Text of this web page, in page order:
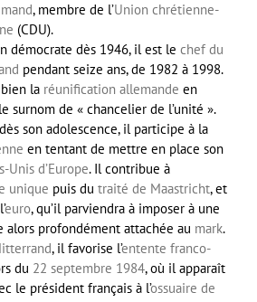
, membre de l’Union chrétienne-
(CDU).
démocrate dès 1946, il est le chef du
pendant seize ans, de 1982 à 1998.
la réunification allemande en
surnom de « chancelier de l’unité ».
son adolescence, il participe à la
en tentant de mettre en place son
Unis d’Europe. Il contribue à
unique puis du traité de Maastricht, et
euro, qu’il parviendra à imposer à une
alors profondément attachée au mark.
, il favorise l’entente franco-
du 22 septembre 1984, où il apparaît
le président français à l’ossuaire de